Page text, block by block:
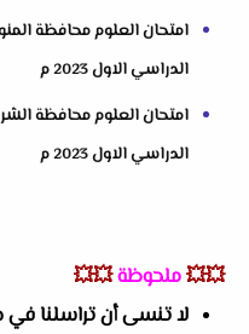
امتحان العلوم محافظة
الدراسي الاول 2023 م
امتحان العلوم محافظة
الدراسي الاول 2023 م
💥💥ملحوظة💥💥
لا تنسى أن تراسلنا في